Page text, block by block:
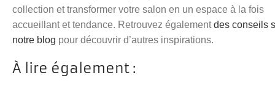
collection et transformer votre salon en un espace à la fois
accueillant et tendance. Retrouvez égalementdes conseils
notre blog pour découvrir d’autres inspirations.
À lire également :